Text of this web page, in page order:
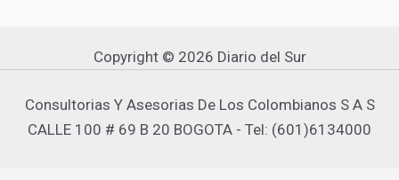
Copyright © 2026 Diario del Sur
Consultorias Y Asesorias De Los Colombianos S A S
CALLE 100 # 69 B 20 BOGOTA - Tel: (601)6134000